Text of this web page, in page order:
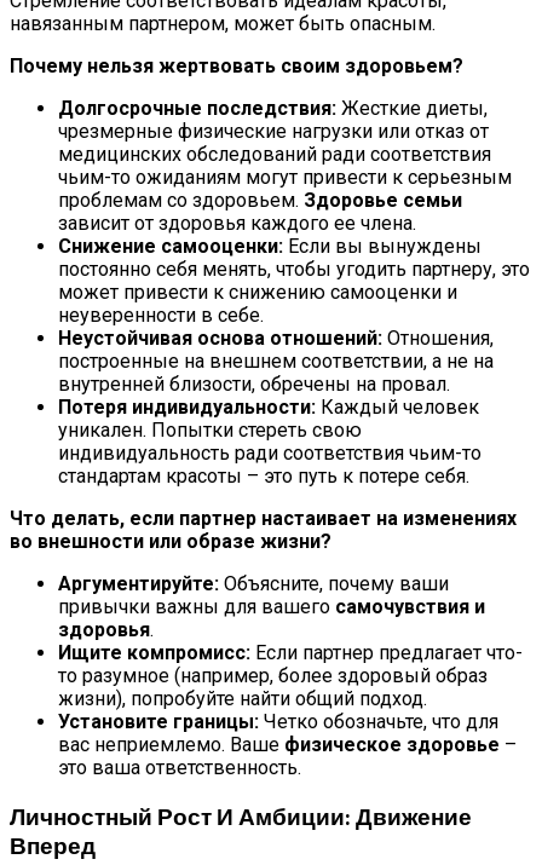
навязанным партнером, может быть опасным.
Почему нельзя жертвовать своим здоровьем?
Долгосрочные последствия: Жесткие диеты,
чрезмерные физические нагрузки или отказ от
медицинских обследований ради соответствия
чьим-то ожиданиям могут привести к серьезным
проблемам со здоровьем. Здоровье семьи
зависит от здоровья каждого ее члена.
Снижение самооценки: Если вы вынуждены
постоянно себя менять, чтобы угодить партнеру, это
может привести к снижению самооценки и
неуверенности в себе.
Неустойчивая основа отношений: Отношения,
построенные на внешнем соответствии, а не на
внутренней близости, обречены на провал.
Потеря индивидуальности: Каждый человек
уникален. Попытки стереть свою
индивидуальность ради соответствия чьим-то
стандартам красоты – это путь к потере себя.
Что делать, если партнер настаивает на изменениях
во внешности или образе жизни?
Аргументируйте: Объясните, почему ваши
привычки важны для вашего самочувствия и
здоровья.
Ищите компромисс: Если партнер предлагает что-
то разумное (например, более здоровый образ
жизни), попробуйте найти общий подход.
Установите границы: Четко обозначьте, что для
вас неприемлемо. Ваше физическое здоровье –
это ваша ответственность.
Личностный Рост И Амбиции: Движение
Вперед